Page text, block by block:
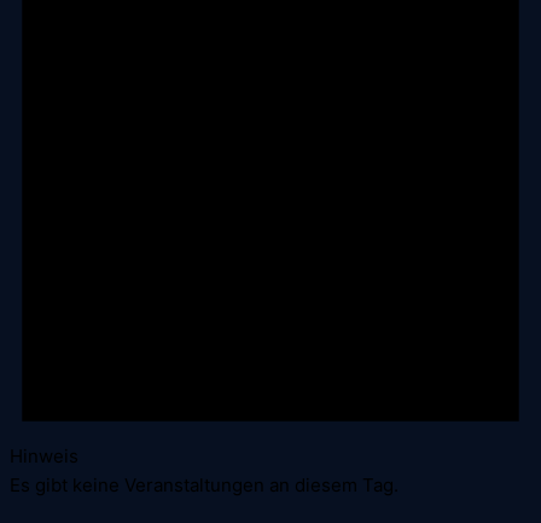
Hinweis
Es gibt keine Veranstaltungen an diesem Tag.